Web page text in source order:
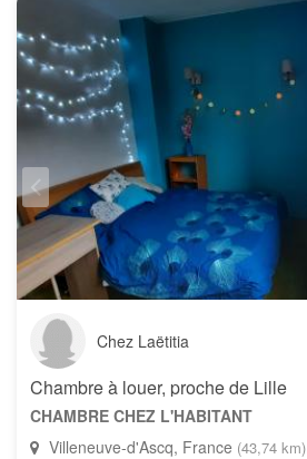
Chez Laëtitia
Chambre à louer, proche de Lille
CHAMBRE CHEZ L'HABITANT
Villeneuve-d'Ascq, France (43,74 km)